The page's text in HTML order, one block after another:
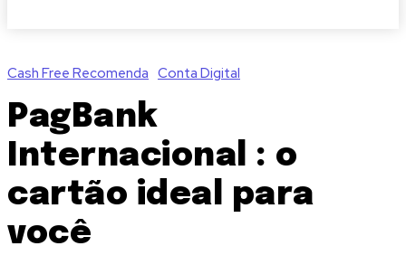
Cash Free Recomenda Conta Digital
PagBank
Internacional : o
cartão ideal para
você